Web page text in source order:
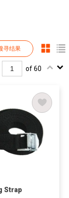
寻结果
of 60
Strap